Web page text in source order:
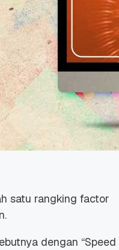
satu rangking factor
dengan “Speed